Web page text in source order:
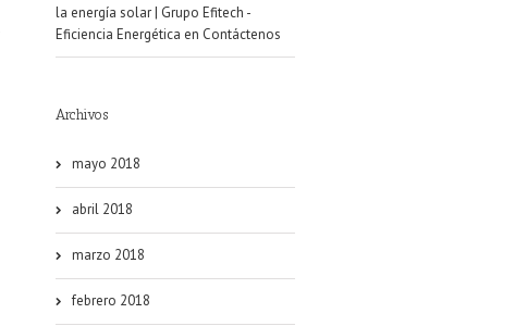
la energía solar | Grupo Efitech -
Eficiencia Energética en Contáctenos
Archivos
mayo 2018
abril 2018
marzo 2018
febrero 2018